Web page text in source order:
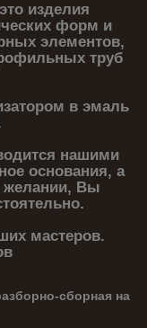
изделия
форм и
элементов,
труб
в эмаль
нашими
основания, а
желании, Вы
мастеров.
сборная на